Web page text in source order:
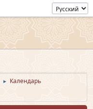
► Календарь